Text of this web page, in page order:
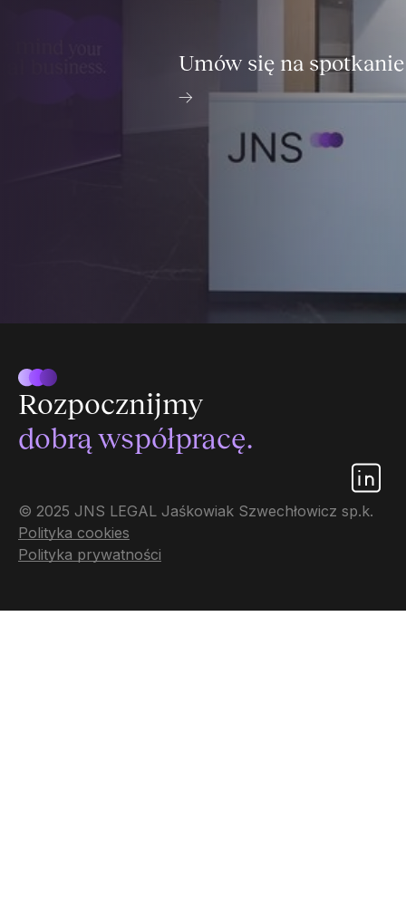
Umów się na spotkanie
→
Rozpocznijmy
dobrą współpracę.
© 2025 JNS LEGAL Jaśkowiak Szwechłowicz sp.k.
Polityka cookies
Polityka prywatności